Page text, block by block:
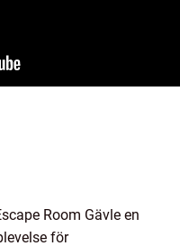
Room Gävle en
för